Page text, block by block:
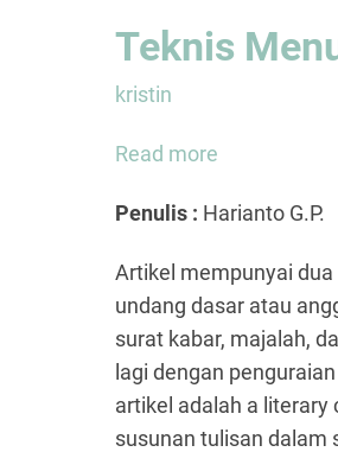
Teknis
kristin
Read more
Menulis
Penulis : Harianto G.P.
Artikel mempunyai dua
undang dasar atau
surat kabar, majalah,
lagi dengan
artikel adalah a
susunan tulisan dalam